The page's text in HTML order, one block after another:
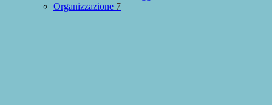
Organizzazione 7